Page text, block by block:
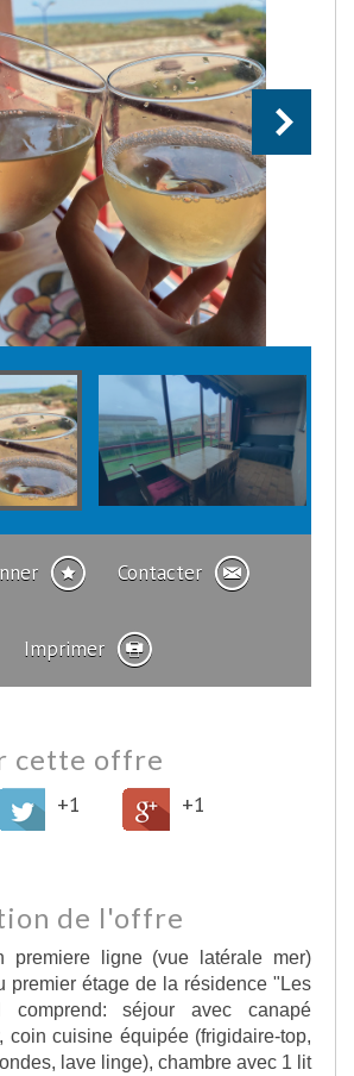
Contacter
Imprimer
cette offre
+1 +1
de l'offre
premiere ligne (vue latérale mer)
premier étage de la résidence "Les
comprend: séjour avec canapé
coin cuisine équipée (frigidaire-top,
lave linge), chambre avec 1 lit